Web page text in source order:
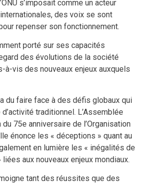
s’imposait comme un acteur
des voix se sont
repenser son fonctionnement.
porté sur ses capacités
des évolutions de la société
à-vis des nouveaux enjeux auxquels
a du faire face à des défis globaux qui
traditionnel. L’Assemblée
du 75e anniversaire de l’Organisation
énonce les « déceptions » quant au
en lumière les « inégalités de
aux nouveaux enjeux mondiaux.
tant des réussites que des